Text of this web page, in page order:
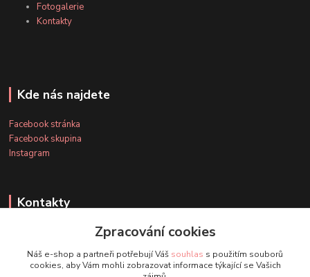
Fotogalerie
Kontakty
Kde nás najdete
Facebook stránka
Facebook skupina
Instagram
Kontakty
+420 607 163 127
(Po-Pá, 8-20 hod., So-Ne, 8-14 hod.)
Zpracování cookies
Náš e-shop a partneři potřebují Váš souhlas s použitím souborů
cookies, aby Vám mohli zobrazovat informace týkající se Vašich